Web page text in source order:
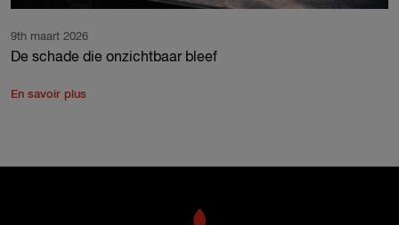
9th maart 2026
De schade die onzichtbaar bleef
En savoir plus